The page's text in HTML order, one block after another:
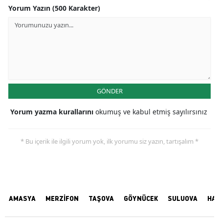
Yorum Yazın (500 Karakter)
GÖNDER
Yorum yazma kurallarını okumuş ve kabul etmiş sayılırsınız
* Bu içerik ile ilgili yorum yok, ilk yorumu siz yazın, tartışalım *
AMASYA MERZİFON TAŞOVA GÖYNÜCEK SULUOVA